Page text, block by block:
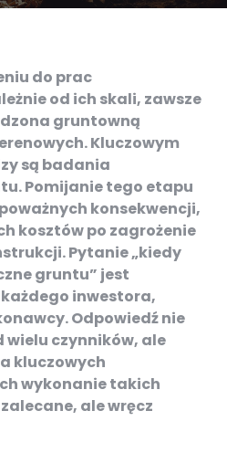
do prac
od ich skali, zawsze
gruntowną
Kluczowym
są badania
Pomijanie tego etapu
konsekwencji,
kosztów po zagrożenie
Pytanie „kiedy
gruntu” jest
inwestora,
Odpowiedź nie
wielu czynników, ale
kluczowych
wykonanie takich
ale wręcz